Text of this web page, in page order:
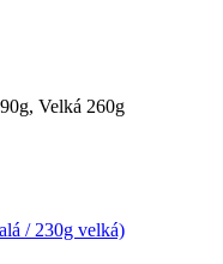
Velká 260g